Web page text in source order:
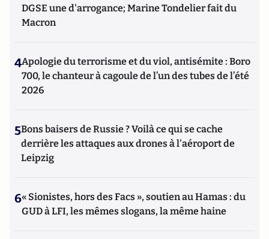
DGSE une d'arrogance; Marine Tondelier fait du
Macron
4Apologie du terrorisme et du viol, antisémite : Boro
700, le chanteur à cagoule de l’un des tubes de l’été
2026
5Bons baisers de Russie ? Voilà ce qui se cache
derrière les attaques aux drones à l'aéroport de
Leipzig
6« Sionistes, hors des Facs », soutien au Hamas : du
GUD à LFI, les mêmes slogans, la même haine